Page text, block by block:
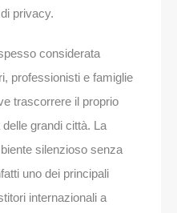
privacy.
considerata
professionisti e famiglie
trascorrere il proprio
grandi città. La
silenzioso senza
uno dei principali
internazionali a